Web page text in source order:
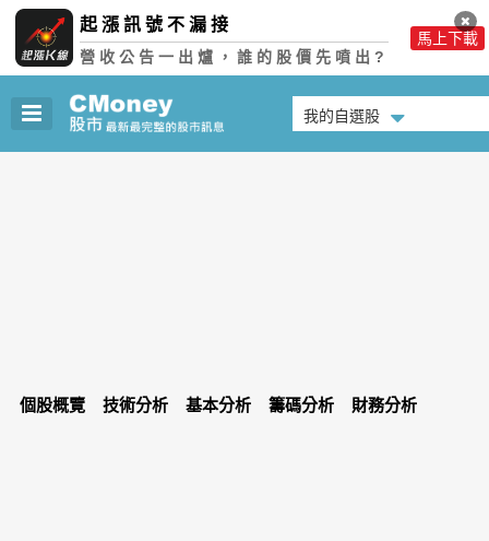
起漲訊號不漏接
營收公告一出爐，誰的股價先噴出?
馬上下載
我的自選股
個股概覽 技術分析 基本分析 籌碼分析 財務分析